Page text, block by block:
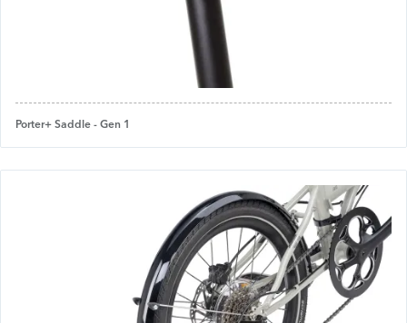
Porter+ Saddle - Gen 1